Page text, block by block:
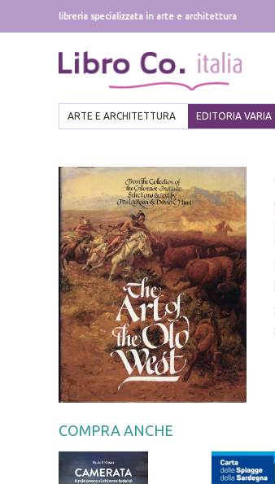
libreria specializzata in arte e architettura
ARTE E ARCHITETTURA EDITORIA VARIA
COMPRA ANCHE